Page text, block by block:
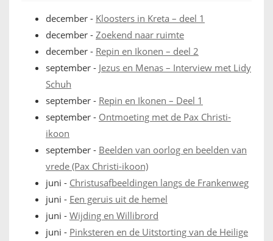
december - Kloosters in Kreta – deel 1
december - Zoekend naar ruimte
december - Repin en Ikonen – deel 2
september - Jezus en Menas – Interview met Lidy
Schuh
september - Repin en Ikonen – Deel 1
september - Ontmoeting met de Pax Christi-
ikoon
september - Beelden van oorlog en beelden van
vrede (Pax Christi-ikoon)
juni - Christusafbeeldingen langs de Frankenweg
juni - Een geruis uit de hemel
juni - Wijding en Willibrord
juni - Pinksteren en de Uitstorting van de Heilige